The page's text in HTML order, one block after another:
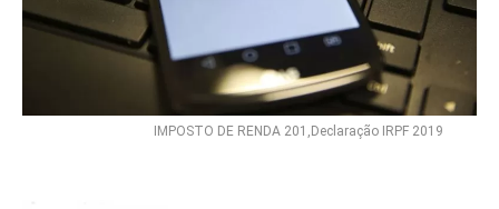
IMPOSTO DE RENDA 201,Declaração IRPF 2019